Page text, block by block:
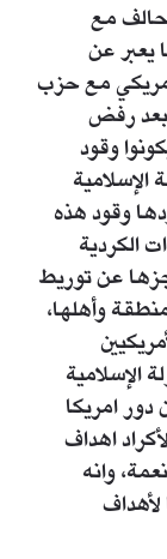
مع
يعبر عن
مع حزب
بعد رفض
وقود
الإسلامية
وقود هذه
الكردية
عن توريط
وأهلها،
الإسلامية
امريكا
اهداف
وانه